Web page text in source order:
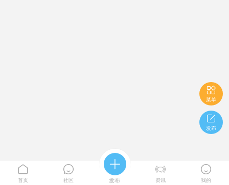

菜单

发布

首页

社区

发布

资讯

我的